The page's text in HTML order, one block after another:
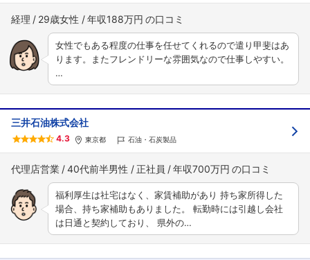
経理 29歳女性 年収188万円
女性でもある程度の仕事を任せてくれるので遣り甲斐はあ
ります。またフレンドリーな雰囲気なので仕事しやすい。
…
三井石油株式会社
4.3 東京都 石油・石炭製品
代理店営業 40代前半男性 正社員 年収700万円
福利厚生は社宅はなく、家賃補助があり 持ち家所得した
場合、持ち家補助もありました。 転勤時には引越し会社
は日通と契約しており、 県外の…